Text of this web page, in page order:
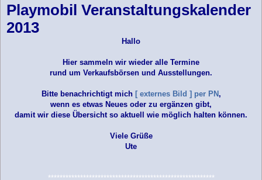
i
r
a
Playmobil Veranstaltungskalender
2013
Hallo
Hier sammeln wir wieder alle Termine
rund um Verkaufsbörsen und Ausstellungen.
Bitte benachrichtigt mich [ externes Bild ] per PN,
wenn es etwas Neues oder zu ergänzen gibt,
damit wir diese Übersicht so aktuell wie möglich halten können.
Viele Grüße
Ute
*********************************************************